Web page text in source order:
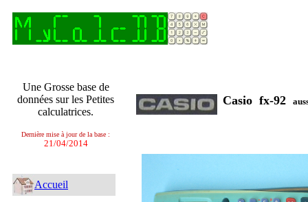
Une Grosse base de
données sur les Petites
calculatrices.
Dernière mise à jour de la base :
21/04/2014
Accueil
Casio fx-92